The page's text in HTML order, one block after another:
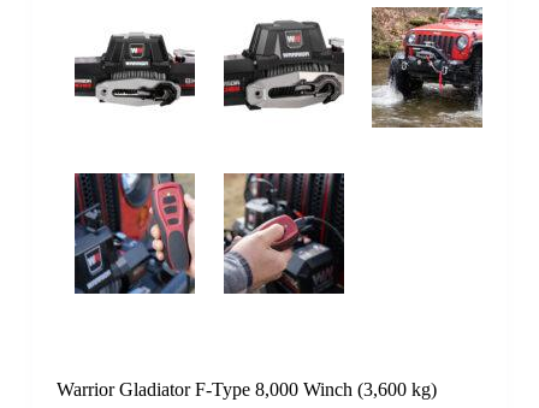
Warrior Gladiator F-Type 8,000 Winch (3,600 kg)